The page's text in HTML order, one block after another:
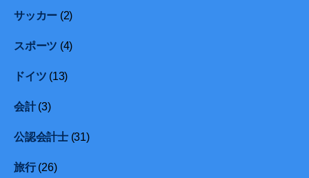
サッカー (2)
スポーツ (4)
ドイツ (13)
会計(3)
公認会計士(31)
旅行(26)